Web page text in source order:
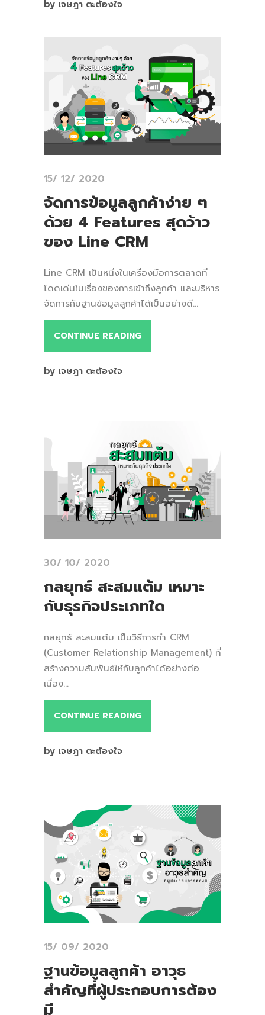
by เจษฎา ตะต้องใจ
15/ 12/ 2020
จัดการข้อมูลลูกค้าง่าย ๆ
ด้วย 4 Features สุดว้าว
ของ Line CRM
Line CRM เป็นหนึ่งในเครื่องมือการตลาดที่
โดดเด่นในเรื่องของการเข้าถึงลูกค้า และบริหาร
จัดการกับฐานข้อมูลลูกค้าได้เป็นอย่างดี...
CONTINUE READING
by เจษฎา ตะต้องใจ
30/ 10/ 2020
กลยุทธ์ สะสมแต้ม เหมาะ
กับธุรกิจประเภทใด
กลยุทธ์ สะสมแต้ม เป็นวิธีการทำ CRM
(Customer Relationship Management) ที่
สร้างความสัมพันธ์ให้กับลูกค้าได้อย่างต่อ
เนื่อง...
CONTINUE READING
by เจษฎา ตะต้องใจ
15/ 09/ 2020
ฐานข้อมูลลูกค้า อาวุธ
สำคัญที่ผู้ประกอบการต้อง
มี